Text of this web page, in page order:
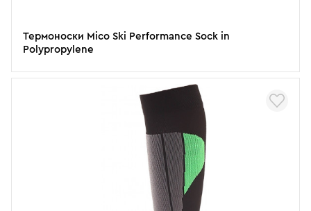
Термоноски Mico Ski Performance Sock in
Polypropylene